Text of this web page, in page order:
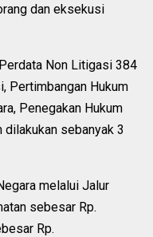
dan eksekusi
Non Litigasi 384
Pertimbangan Hukum
Penegakan Hukum
dilakukan sebanyak 3
melalui Jalur
sebesar Rp.
Rp.